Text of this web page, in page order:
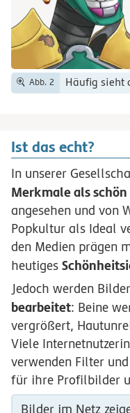
Abb. 2 Häufig sieht
Ist das echt?
In unserer
Merkmale als
angesehen und von
Popkultur als Ideal
den Medien prägen
heutiges
Jedoch werden
bearbeitet: Beine
vergrößert,
Viele
verwenden Filter
für ihre Profilbilder
Bilder im Netz